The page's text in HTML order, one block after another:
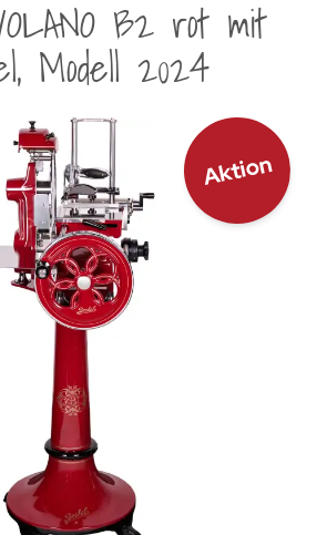
B2 rot mit
Modell 2024
Aktion